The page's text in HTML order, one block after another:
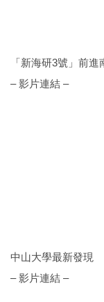
「新海研3號」前
– 影片連結 –
中山大學最新發現
– 影片連結 –